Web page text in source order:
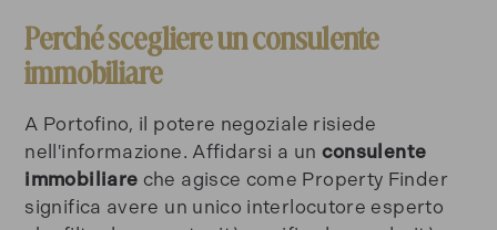
Perché scegliere un consulente
immobiliare
A Portofino, il potere negoziale risiede
nell'informazione. Affidarsi a un consulente
immobiliare che agisce come Property Finder
significa avere un unico interlocutore esperto